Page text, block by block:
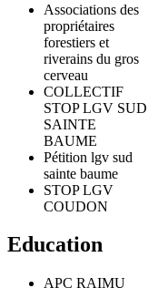
Associations des
propriétaires
forestiers et
riverains du gros
cerveau
COLLECTIF
STOP LGV SUD
SAINTE
BAUME
Pétition lgv sud
sainte baume
STOP LGV
COUDON
Education
APC RAIMU